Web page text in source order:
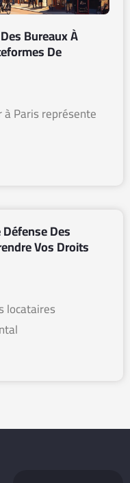
Bureaux À
De
à Paris représente
Des
Vos Droits
locataires